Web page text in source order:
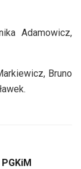
Adamowicz,
Bruno